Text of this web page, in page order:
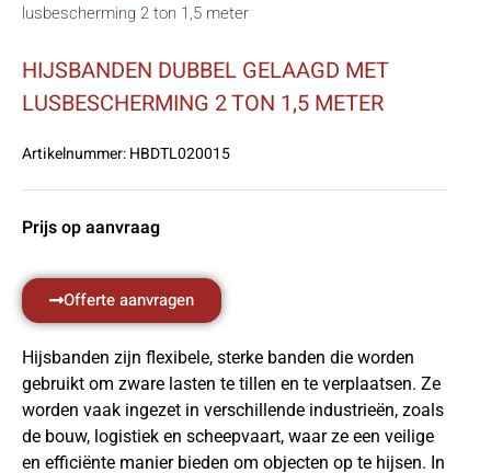
lusbescherming 2 ton 1,5 meter
HIJSBANDEN DUBBEL GELAAGD MET
LUSBESCHERMING 2 TON 1,5 METER
Artikelnummer:HBDTL020015
Prijs op aanvraag
Offerte aanvragen
Hijsbanden zijn flexibele, sterke banden die worden
gebruikt om zware lasten te tillen en te verplaatsen. Ze
worden vaak ingezet in verschillende industrieën, zoals
de bouw, logistiek en scheepvaart, waar ze een veilige
en efficiënte manier bieden om objecten op te hijsen. In